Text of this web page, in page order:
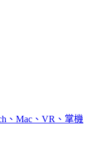
、Mac、VR、掌機